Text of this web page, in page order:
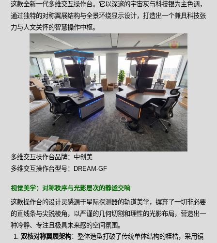
这款全新一代多维交互操作台。它以深邃的宇宙灰与科技银为主色调，
通过独特的对称翼展结构与全景环绕显示设计，打造出一个兼具科技张
力与人文关怀的智慧操作中枢。
多维交互操作台品牌：中创美
多维交互操作台型号：DREAM-GF
视觉美学：对称秩序与光影层次的静谧交响
这款操作台的设计灵感源于星际探测器的轨道美学，摒弃了一切非必要
的直线条与尖锐棱角，以严谨的几何切割和理性的光影布局，营造出一
种冷静、专注且极具未来感的空间氛围。
双核对称翼展架构：整体造型打破了传统单体结构的桎梏，采用镜